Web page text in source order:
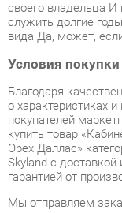
Условия покупки
Благодаря
покупателей
Орех Даллас»
Skyland с доставкой
гарантией от
Мы отправляем
ассортимента в
получите не позднее
заказа.
и сборку мебельных